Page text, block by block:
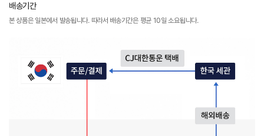
배송기간
본 상품은 일본에서 발송됩니다. 따라서 배송기간은 평균 10일 소요됩니다.